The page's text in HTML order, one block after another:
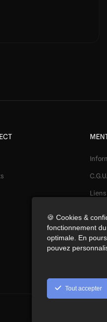
C.G.U.
🍪 Cookies &
fonctionnement
optimale. En
pouvez
Tout accepter